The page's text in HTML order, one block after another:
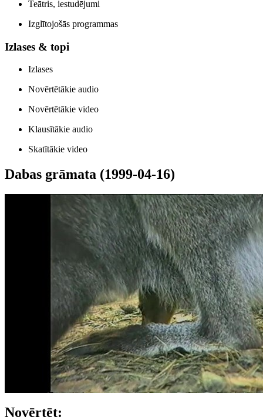
Teātris, iestudējumi
Izglītojošās programmas
Izlases & topi
Izlases
Novērtētākie audio
Novērtētākie video
Klausītākie audio
Skatītākie video
Dabas grāmata (1999-04-16)
Novērtēt: